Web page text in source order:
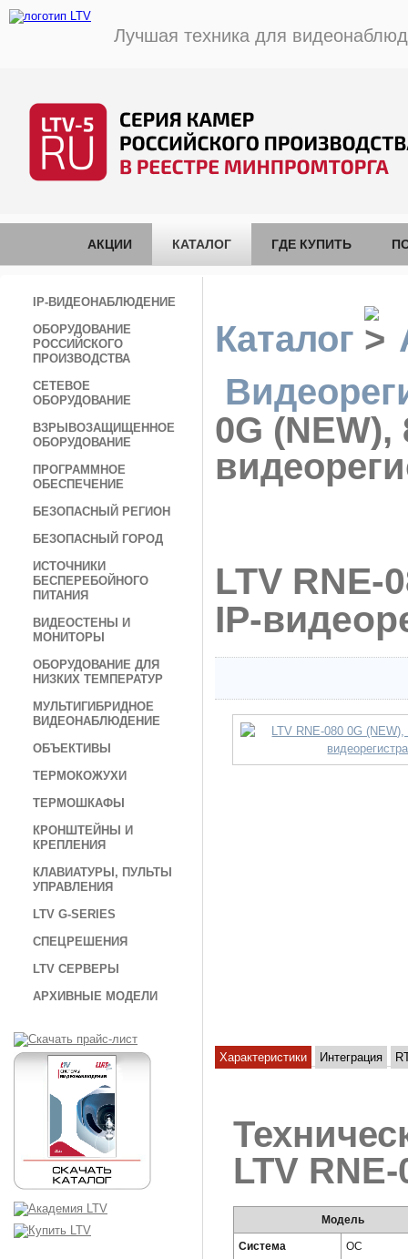
Лучшая техника для
АКЦИИ КАТАЛОГ ГДЕ КУПИТЬ
IP-ВИДЕОНАБЛЮДЕНИЕ
ОБОРУДОВАНИЕ
РОССИЙСКОГО
ПРОИЗВОДСТВА
СЕТЕВОЕ
ОБОРУДОВАНИЕ
ВЗРЫВОЗАЩИЩЕННОЕ
ОБОРУДОВАНИЕ
ПРОГРАММНОЕ
ОБЕСПЕЧЕНИЕ
БЕЗОПАСНЫЙ РЕГИОН
БЕЗОПАСНЫЙ ГОРОД
ИСТОЧНИКИ
БЕСПЕРЕБОЙНОГО
ПИТАНИЯ
ВИДЕОСТЕНЫ И
МОНИТОРЫ
ОБОРУДОВАНИЕ ДЛЯ
НИЗКИХ ТЕМПЕРАТУР
МУЛЬТИГИБРИДНОЕ
ВИДЕОНАБЛЮДЕНИЕ
ОБЪЕКТИВЫ
ТЕРМОКОЖУХИ
ТЕРМОШКАФЫ
КРОНШТЕЙНЫ И
КРЕПЛЕНИЯ
КЛАВИАТУРЫ, ПУЛЬТЫ
УПРАВЛЕНИЯ
LTV G-SERIES
СПЕЦРЕШЕНИЯ
LTV СЕРВЕРЫ
АРХИВНЫЕ МОДЕЛИ
Каталог
0G
LTV RNE-
IP-
Характеристики Интеграция
LTV
Модель
Система ОС